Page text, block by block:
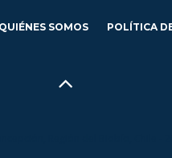
QUIÉNES SOMOS POLÍTICA